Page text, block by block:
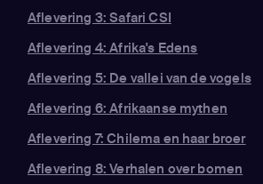
Aflevering 3: Safari CSI
Aflevering 4: Afrika's Edens
Aflevering 5: De vallei van de vogels
Aflevering 6: Afrikaanse mythen
Aflevering 7: Chilema en haar broer
Aflevering 8: Verhalen over bomen